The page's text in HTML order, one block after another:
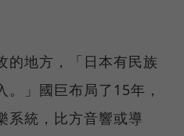
的地方，「日本有民族
」國巨布局了15年，
系統，比方音響或導